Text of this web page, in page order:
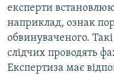
експерти
наприклад, ознак
обвинуваченого.
слідчих проводять
Експертиза має